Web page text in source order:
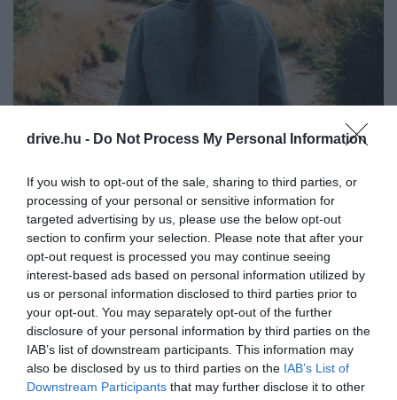
drive.hu - Do Not Process My Personal Information
If you wish to opt-out of the sale, sharing to third parties, or
processing of your personal or sensitive information for
targeted advertising by us, please use the below opt-out
section to confirm your selection. Please note that after your
opt-out request is processed you may continue seeing
interest-based ads based on personal information utilized by
us or personal information disclosed to third parties prior to
your opt-out. You may separately opt-out of the further
disclosure of your personal information by third parties on the
IAB’s list of downstream participants. This information may
also be disclosed by us to third parties on the IAB’s List of
Downstream Participants that may further disclose it to other
Európában
A becslések szerint egész Európában forró nyárra
van kilátás, ekkora hőségben pedig nem ideális, ha…
ÚTI CÉL